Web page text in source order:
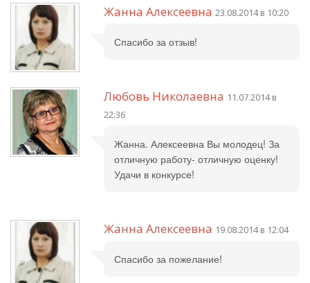
Жанна Алексеевна 23.08.2014 в 10:20
Спасибо за отзыв!
Любовь Николаевна 11.07.2014 в
22:36
Жанна. Алексеевна Вы молодец! За
отличную работу- отличную оценку!
Удачи в конкурсе!
Жанна Алексеевна 19.08.2014 в 12:04
Спасибо за пожелание!